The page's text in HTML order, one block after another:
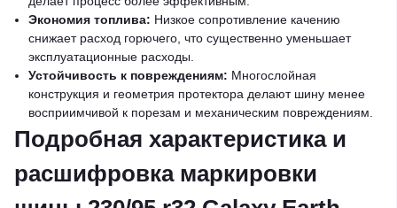
Экономия топлива: Низкое сопротивление качению
снижает расход горючего, что существенно уменьшает
эксплуатационные расходы.
Устойчивость к повреждениям: Многослойная
конструкция и геометрия протектора делают шину менее
восприимчивой к порезам и механическим повреждениям.
Подробная характеристика и
расшифровка маркировки